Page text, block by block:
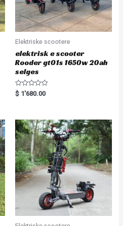
Elektriske scootere
elektrisk e scooter
Rooder gt01s 1650w 20ah
selges
R
a
0
o
u
t
o
f
5
$ 1'680.00